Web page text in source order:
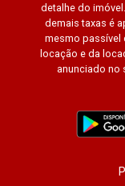
detalhe do
demais taxas é
mesmo passível
locação e da
anunciado no